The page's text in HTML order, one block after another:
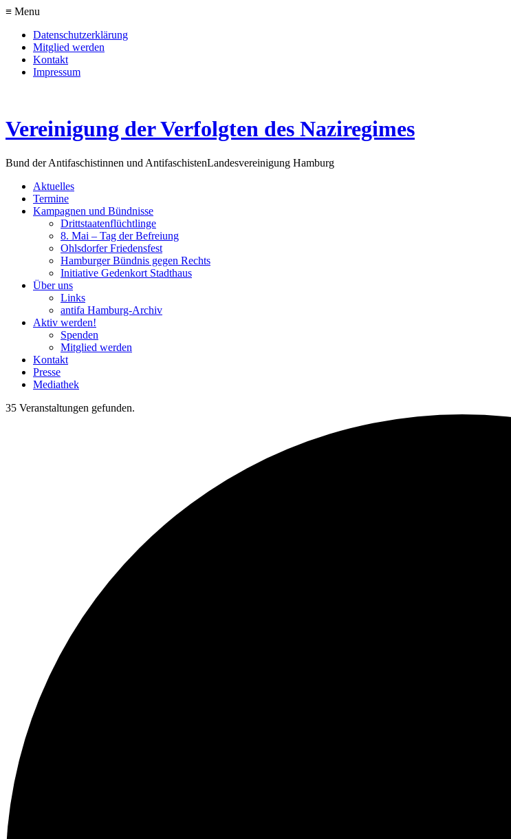
≡ Menu
Datenschutzerklärung
Mitglied werden
Kontakt
Impressum
Vereinigung der Verfolgten des Naziregimes
Bund der Antifaschistinnen und AntifaschistenLandesvereinigung Hamburg
Aktuelles
Termine
Kampagnen und Bündnisse
Drittstaatenflüchtlinge
8. Mai – Tag der Befreiung
Ohlsdorfer Friedensfest
Hamburger Bündnis gegen Rechts
Initiative Gedenkort Stadthaus
Über uns
Links
antifa Hamburg-Archiv
Aktiv werden!
Spenden
Mitglied werden
Kontakt
Presse
Mediathek
35 Veranstaltungen gefunden.